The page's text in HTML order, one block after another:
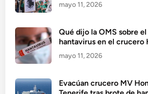
mayo 11, 2026
Qué dijo la OMS sobre
hantavirus en el crucero
mayo 11, 2026
Evacúan crucero MV